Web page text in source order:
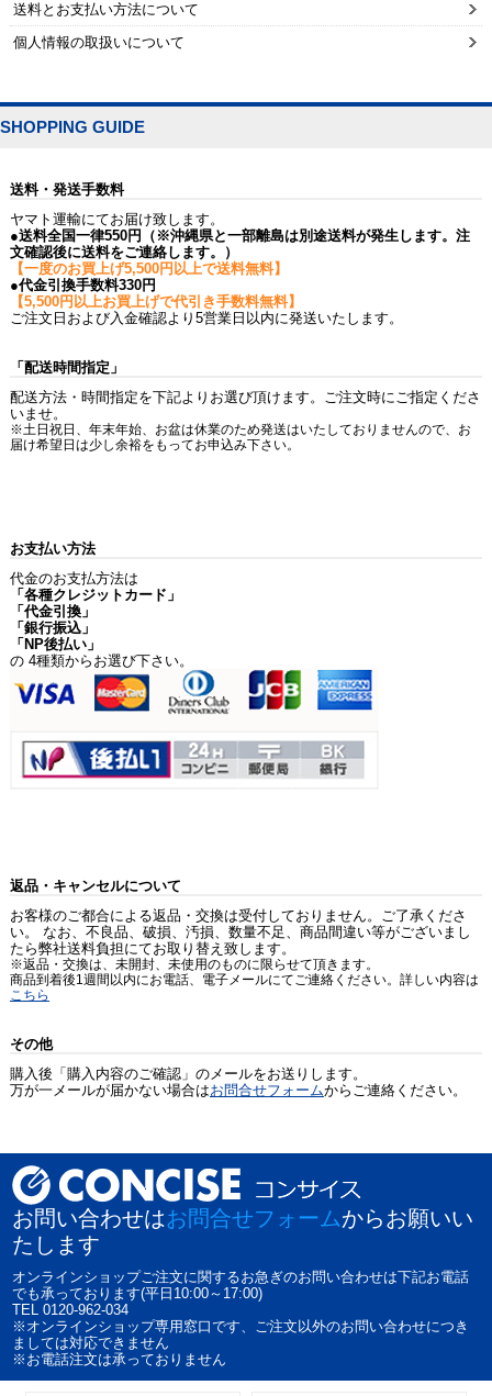
送料とお支払い方法について
個人情報の取扱いについて
SHOPPING GUIDE
送料・発送手数料
ヤマト運輸にてお届け致します。
●送料全国一律550円（※沖縄県と一部離島は別途送料が発生します。注
文確認後に送料をご連絡します。）
【一度のお買上げ5,500円以上で送料無料】
●代金引換手数料330円
【5,500円以上お買上げで代引き手数料無料】
ご注文日および入金確認より5営業日以内に発送いたします。
「配送時間指定」
配送方法・時間指定を下記よりお選び頂けます。ご注文時にご指定くださ
いませ。
※土日祝日、年末年始、お盆は休業のため発送はいたしておりませんので、お
届け希望日は少し余裕をもってお申込み下さい。
お支払い方法
代金のお支払方法は
「各種クレジットカード」
「代金引換」
「銀行振込」
「NP後払い」
の 4種類からお選び下さい。
返品・キャンセルについて
お客様のご都合による返品・交換は受付しておりません。ご了承くださ
い。 なお、不良品、破損、汚損、数量不足、商品間違い等がございまし
たら弊社送料負担にてお取り替え致します。
※返品・交換は、未開封、未使用のものに限らせて頂きます。
商品到着後1週間以内にお電話、電子メールにてご連絡ください。詳しい内容は
こちら
その他
購入後「購入内容のご確認」のメールをお送りします。
万が一メールが届かない場合はお問合せフォームからご連絡ください。
お問い合わせはお問合せフォームからお願いい
たします
オンラインショップご注文に関するお急ぎのお問い合わせは下記お電話
でも承っております(平日10:00～17:00)
TEL 0120-962-034
※オンラインショップ専用窓口です、ご注文以外のお問い合わせにつき
ましては対応できません
※お電話注文は承っておりません